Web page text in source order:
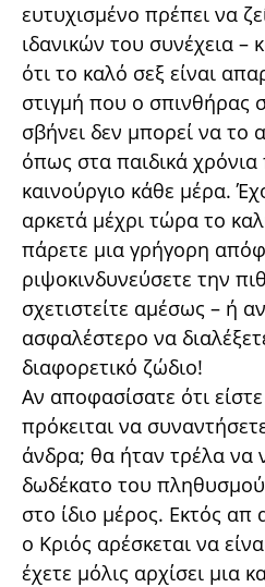
ευτυχισμένο πρέπει να
ιδανικών του συνέχεια –
ότι το καλό σεξ είναι
στιγμή που ο σπινθήρας
σβήνει δεν μπορεί να το
όπως στα παιδικά χρόνια
καινούργιο κάθε μέρα.
αρκετά μέχρι τώρα το
πάρετε μια γρήγορη
ριψοκινδυνεύσετε την
σχετιστείτε αμέσως – ή
ασφαλέστερο να
διαφορετικό ζώδιο!
Αν αποφασίσατε ότι
πρόκειται να
άνδρα; θα ήταν τρέλα να
δωδέκατο του
στο ίδιο μέρος. Εκτός απ
ο Κριός αρέσκεται να
έχετε μόλις αρχίσει μια